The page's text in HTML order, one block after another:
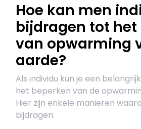
Hoe kan men
bijdragen tot het
van opwarming
aarde?
Als individu kun je een
het beperken van de
Hier zijn enkele manieren
bijdragen: